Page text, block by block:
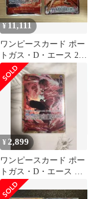
¥11,111
ワンピースカード ポー
トガス・D・エース 2枚
セット Lパラレル&SEC
パラレル
¥ 2,899
ワンピースカード ポー
トガス・D・エース パ
ラレル 決戦の刻 one
piece